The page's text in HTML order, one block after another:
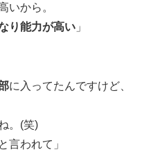
いから。
り能力が高い 」
に入ってたんですけど、
。(笑)
言われて」